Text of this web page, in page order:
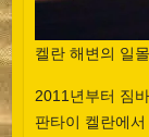
켈란 해변의 일몰
2011년부터 짐
판타이 켈란에